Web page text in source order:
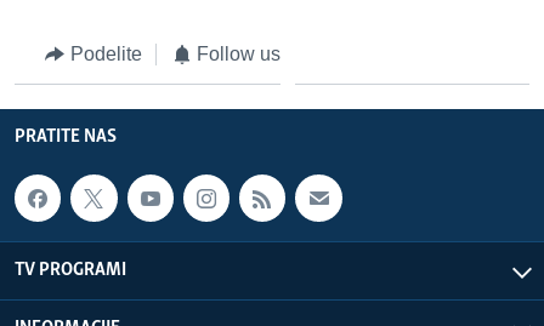
Podelite Follow us
PRATITE NAS
TV PROGRAMI